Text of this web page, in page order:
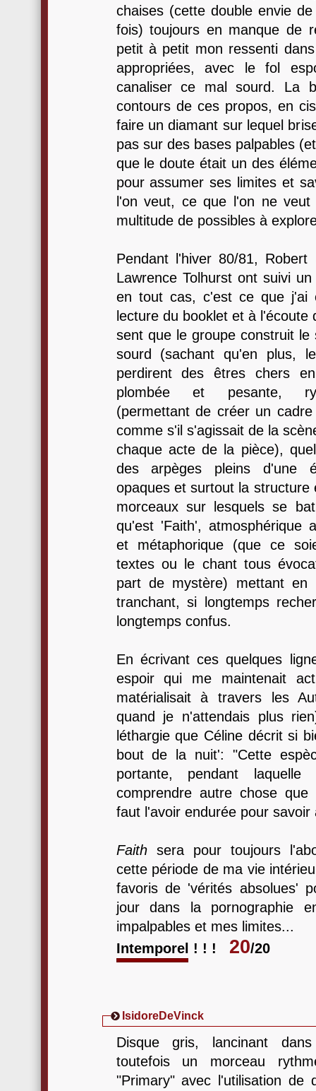
chaises (cette double envie
fois) toujours en manque de
petit à petit mon ressenti
appropriées, avec le fol
canaliser ce mal sourd. La
contours de ces propos, en
faire un diamant sur lequel
pas sur des bases palpables
que le doute était un des
pour assumer ses limites et
l'on veut, ce que l'on ne
multitude de possibles à
Pendant l'hiver 80/81,
Lawrence Tolhurst ont suivi
en tout cas, c'est ce que j'ai
lecture du booklet et à l'écoute
sent que le groupe construit le
sourd (sachant qu'en plus,
perdirent des êtres chers
plombée et pesante,
(permettant de créer un
comme s'il s'agissait de la
chaque acte de la pièce),
des arpèges pleins d'une
opaques et surtout la
morceaux sur lesquels se
qu'est 'Faith', atmosphérique
et métaphorique (que ce
textes ou le chant tous
part de mystère) mettant
tranchant, si longtemps
longtemps confus.
En écrivant ces quelques
espoir qui me maintenait
matérialisait à travers les
quand je n'attendais plus
léthargie que Céline décrit si
bout de la nuit': "Cette
portante, pendant
comprendre autre chose
faut l'avoir endurée pour
Faithsera pour toujours
cette période de ma vie
favoris de 'vérités absolues'
jour dans la pornographie
impalpables et mes limites...
Intemporel ! ! !
20/20
IsidoreDeVinck
Disque gris, lancinant
toutefois un morceau
"Primary" avec l'utilisation de